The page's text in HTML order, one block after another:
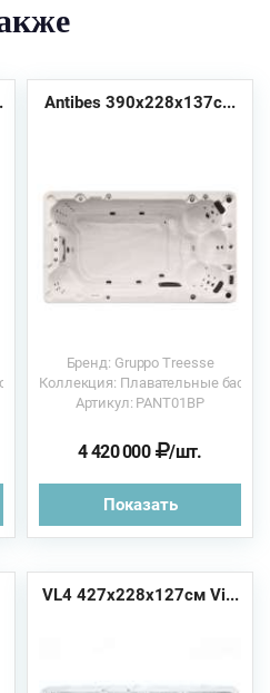
Antibes 390x228x137с...
Бренд: Gruppo Treesse
Коллекция: Плавательные
Артикул: PANT01BP
4 420 000 /шт.
Показать
VL4 427x228x127см Vi...